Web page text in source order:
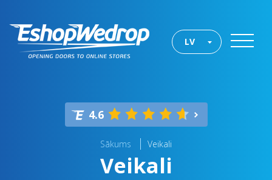
LV
4.6
Sākums Veikali
Veikali